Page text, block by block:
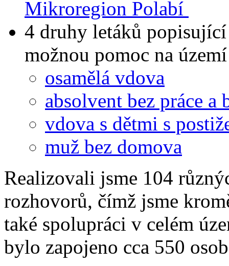
Mikroregion Polabí
4 druhy letáků
možnou pomoc na
osamělá vdova
absolvent bez práce a
vdova s dětmi s
muž bez domova
Realizovali jsme 104
rozhovorů, čímž jsme
také spolupráci v celém
bylo zapojeno cca 550